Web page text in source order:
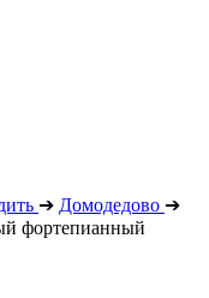
➔ Домодедово ➔
фортепианный